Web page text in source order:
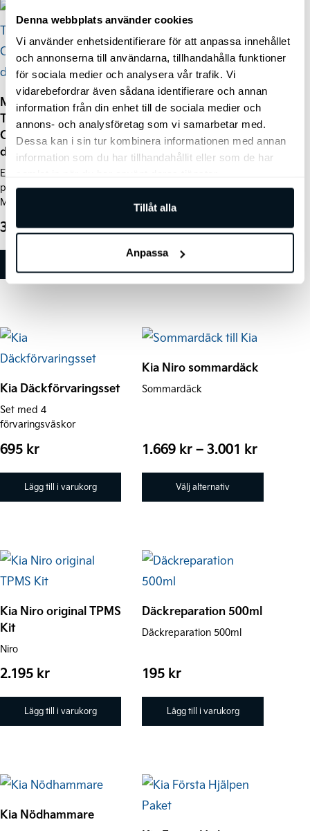
Denna webbplats använder cookies
Vi använder enhetsidentifierare för att anpassa innehållet
och annonserna till användarna, tillhandahålla funktioner
för sociala medier och analysera vår trafik. Vi
vidarebefordrar även sådana identifierare och annan
information från din enhet till de sociala medier och
annons- och analysföretag som vi samarbetar med.
Dessa kan i sin tur kombinera informationen med annan
information som du har tillhandahållit eller som de har
Tillåt alla
Anpassa
Rea!
Mont Blanc
TowVoyage,
Cykelhållare för
dragkroksmontering
Enkel och smidig
plattformshållare från
Mont Blanc.
3.750kr–4.569krPrisintervall:
till
4.569 kr
Den
här
produkten
har
flera
varianter.
De
olika
alternativen
kan
på
Kia Original
Låsmuttrar med
nyckel
Säkra dina
aluminiumfälgar för stöld
med våra original
låsmuttrar/hjulmuttrar
695kr
Kia Däckförvaringsset
Set med 4
förvaringsväskor
695 kr
Lägg till i varukorg
Kia Niro sommardäck
Sommardäck
1.669 kr–3.001 kr
3.001 kr
Välj alternativ
Den
varianter.
alternativen
på
produktsidan
Kia Niro original TPMS
Kit
Niro
2.195 kr
Lägg till i varukorg
Däckreparation 500ml
Däckreparation 500ml
195 kr
Lägg till i varukorg
Kia Nödhammare